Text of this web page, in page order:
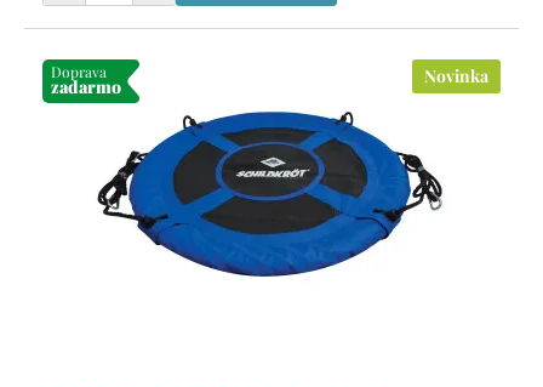
Doprava
zadarmo Novinka